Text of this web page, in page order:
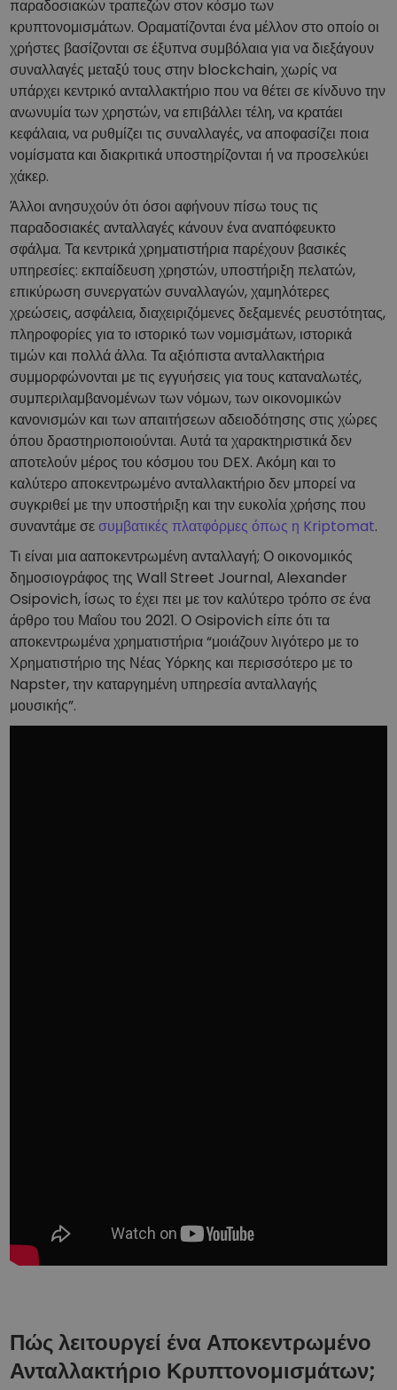
παραδοσιακών τραπεζών στον κόσμο των
κρυπτονομισμάτων. Οραματίζονται ένα μέλλον στο οποίο οι
χρήστες βασίζονται σε έξυπνα συμβόλαια για να διεξάγουν
συναλλαγές μεταξύ τους στην blockchain, χωρίς να
υπάρχει κεντρικό ανταλλακτήριο που να θέτει σε κίνδυνο την
ανωνυμία των χρηστών, να επιβάλλει τέλη, να κρατάει
κεφάλαια, να ρυθμίζει τις συναλλαγές, να αποφασίζει ποια
νομίσματα και διακριτικά υποστηρίζονται ή να προσελκύει
χάκερ.
Άλλοι ανησυχούν ότι όσοι αφήνουν πίσω τους τις
παραδοσιακές ανταλλαγές κάνουν ένα αναπόφευκτο
σφάλμα. Τα κεντρικά χρηματιστήρια παρέχουν βασικές
υπηρεσίες: εκπαίδευση χρηστών, υποστήριξη πελατών,
επικύρωση συνεργατών συναλλαγών, χαμηλότερες
χρεώσεις, ασφάλεια, διαχειριζόμενες δεξαμενές ρευστότητας,
πληροφορίες για το ιστορικό των νομισμάτων, ιστορικά
τιμών και πολλά άλλα. Τα αξιόπιστα ανταλλακτήρια
συμμορφώνονται με τις εγγυήσεις για τους καταναλωτές,
συμπεριλαμβανομένων των νόμων, των οικονομικών
κανονισμών και των απαιτήσεων αδειοδότησης στις χώρες
όπου δραστηριοποιούνται. Αυτά τα χαρακτηριστικά δεν
αποτελούν μέρος του κόσμου του DEX. Ακόμη και το
καλύτερο αποκεντρωμένο ανταλλακτήριο δεν μπορεί να
συγκριθεί με την υποστήριξη και την ευκολία χρήσης που
συναντάμε σεσυμβατικές πλατφόρμες όπως η Kriptomat.
Τι είναι μια ααποκεντρωμένη ανταλλαγή; Ο οικονομικός
δημοσιογράφος της Wall Street Journal, Alexander
Osipovich, ίσως το έχει πει με τον καλύτερο τρόπο σε ένα
άρθρο του Μαΐου του 2021. Ο Osipovich είπε ότι τα
αποκεντρωμένα χρηματιστήρια “μοιάζουν λιγότερο με το
Χρηματιστήριο της Νέας Υόρκης και περισσότερο με το
Napster, την καταργημένη υπηρεσία ανταλλαγής
μουσικής”.
Πώς λειτουργεί ένα Αποκεντρωμένο
Ανταλλακτήριο Κρυπτονομισμάτων;